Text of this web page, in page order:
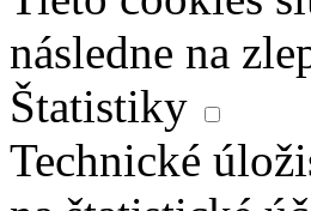
následne na
Štatistiky
Technické